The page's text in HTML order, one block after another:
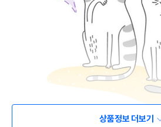
상품정보 더보기